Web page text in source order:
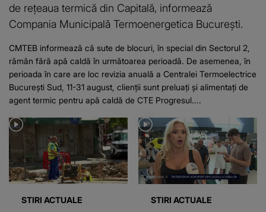
de rețeaua termică din Capitală, informează
Compania Municipală Termoenergetica Bucureşti.
CMTEB informează că sute de blocuri, în special din Sectorul 2,
rămân fără apă caldă în următoarea perioadă. De asemenea, în
perioada în care are loc revizia anuală a Centralei Termoelectrice
București Sud, 11-31 august, clienții sunt preluați și alimentați de
agent termic pentru apă caldă de CTE Progresul....
STIRI ACTUALE STIRI ACTUALE